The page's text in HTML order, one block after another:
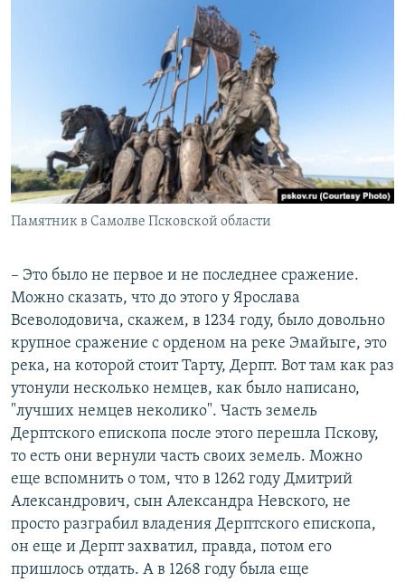
Памятник в Самолве Псковской области
– Это было не первое и не последнее сражение.
Можно сказать, что до этого у Ярослава
Всеволодовича, скажем, в 1234 году, было довольно
крупное сражение с орденом на реке Эмайыге, это
река, на которой стоит Тарту, Дерпт. Вот там как раз
утонули несколько немцев, как было написано,
"лучших немцев неколико". Часть земель
Дерптского епископа после этого перешла Пскову,
то есть они вернули часть своих земель. Можно
еще вспомнить о том, что в 1262 году Дмитрий
Александрович, сын Александра Невского, не
просто разграбил владения Дерптского епископа,
он еще и Дерпт захватил, правда, потом его
пришлось отдать. А в 1268 году была еще